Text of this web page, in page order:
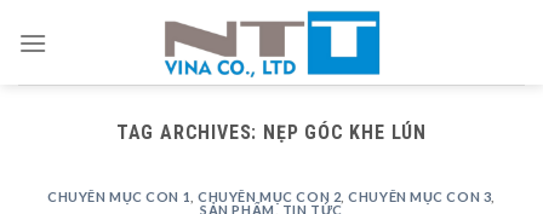
TAG ARCHIVES: NẸP GÓC KHE LÚN
CHUYÊN MỤC CON 1 ,CHUYÊN MỤC CON 2 ,CHUYÊN MỤC CON 3
SẢN PHẨM , TIN TỨC